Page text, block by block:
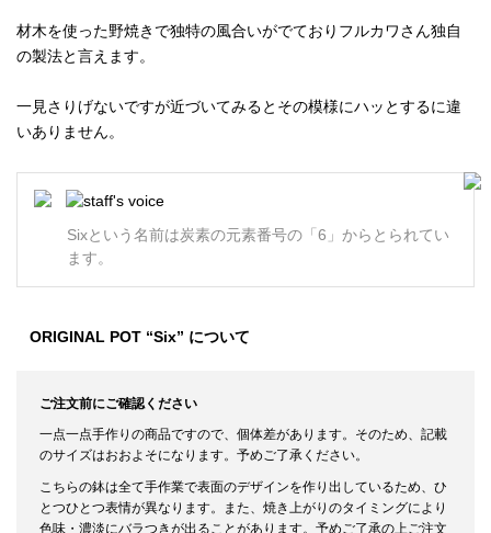
材木を使った野焼きで独特の風合いがでておりフルカワさん独自
の製法と言えます。
一見さりげないですが近づいてみるとその模様にハッとするに違
いありません。
Sixという名前は炭素の元素番号の「6」からとられてい
ます。
ORIGINAL POT “Six” について
ご注文前にご確認ください
一点一点手作りの商品ですので、個体差があります。そのため、記載
のサイズはおおよそになります。予めご了承ください。
こちらの鉢は全て手作業で表面のデザインを作り出しているため、ひ
とつひとつ表情が異なります。また、焼き上がりのタイミングにより
色味・濃淡にバラつきが出ることがあります。予めご了承の上ご注文